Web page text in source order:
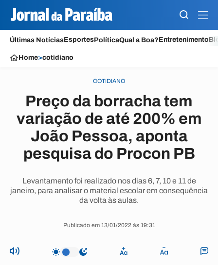
Últimas NotíciasEsportesPolíticaQual a Boa?Entretenimento
Home>cotidiano
COTIDIANO
Preço da borracha tem
variação de até 200% em
João Pessoa, aponta
pesquisa do Procon PB
Levantamento foi realizado nos dias 6, 7, 10 e 11 de
janeiro, para analisar o material escolar em consequência
da volta às aulas.
Publicado em 13/01/2022 às 19:31